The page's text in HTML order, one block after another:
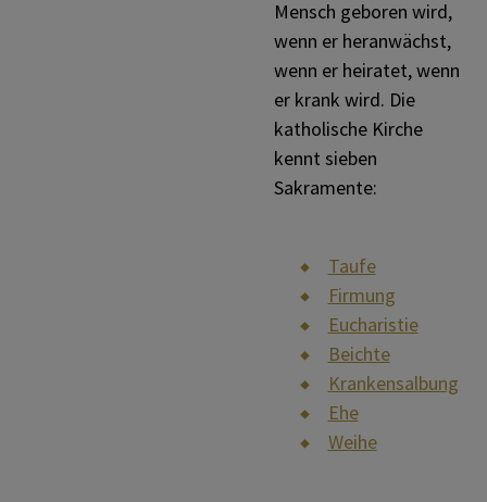
Mensch geboren wird,
wenn er heranwächst,
wenn er heiratet, wenn
er krank wird. Die
katholische Kirche
kennt sieben
Sakramente:
Taufe
Firmung
Eucharistie
Beichte
Krankensalbung
Ehe
Weihe